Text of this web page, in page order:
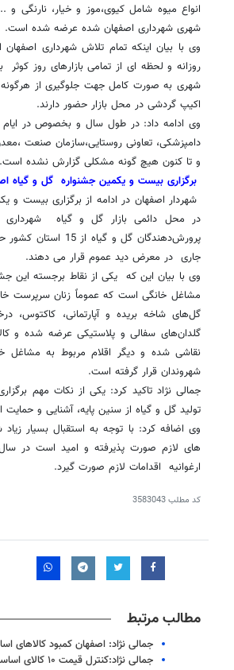
انواع میوه شامل کیوی،موز و خیار،
شهری شهرداری اصفهان شده عرضه شده است.
وی با بیان اینکه تمام تلاش شهرداری
روزانه و لحظه ای از تمامی بازارهای روز
شهری به صورت کامل جهت جلوگیری از
اکیپ گردشی در محل بازار حضور دارند.
وی ادامه داد: در طول سال و بخصوص در ایام
دامپزشکی، تعاونی روستایی،سازمان صنعت
و تا کنون هیچ گونه مشکلی گزارش نشده است.
برگزاری بیست و یکمین جشنواره گل و گیاه
شهردار اصفهان در ادامه از برگزاری بیست
در محل دائمی بازار گل و گیاه شهرداری
جاری در معرض دید عموم قرار می دهند.
وی با بیان این که یکی از نقاط برجسته این
گل‌های شاخه بریده و آپارتمانی، کاکتوس،
گلدان‌های سفالی و پلاستیکی عرضه شده و
نقاشی شده و دیگر اقلام مربوط به مشاغل
شهروندان قرار گرفته است.
جمالی نژاد تاکید کرد: یکی از نکات مهم
تولید گل‌ و گیاه از سنین پایه، آشنایی و
وی اضافه کرد: با توجه به استقبال بسیار
های لازم صورت پذیرفته و امید است در
ارغوانیه اقدامات لازم صورت گیرد.
کد مطلب3583043
مطالب مرتبط
جمالی نژاد: اصفهان کمبود کالاهای
جمالی نژاد:کنترل قیمت ۱۰ کالای اساسی در اصفهان در دستور کار قرار گرفت